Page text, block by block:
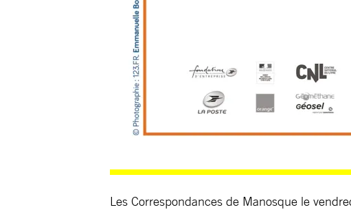
Les Correspondances de Manosque le